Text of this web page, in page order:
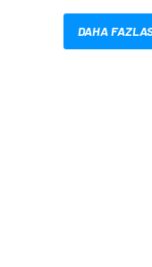
DAHA